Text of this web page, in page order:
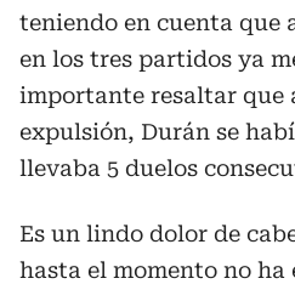
teniendo en cuenta que
en los tres partidos ya
importante resaltar que
expulsión, Durán se
llevaba 5 duelos
Es un lindo dolor de
hasta el momento no ha